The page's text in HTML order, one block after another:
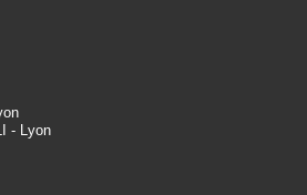
- Lyon